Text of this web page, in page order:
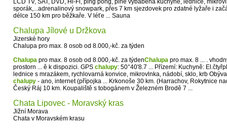
LCD TV, SAT, DVD, Hi-Fi, ping pong, plně vybabená kuchyně, lednice,
sporák,...adrenalinový snowpark, přes 7 km sjezdovek pro zdatné lyžaře i
délce 150 km pro běžkaře. V léťe ... Sauna
Chalupa Jílové u Držkova
Jizerské hory
Chalupa pro max. 8 osob od 8.000,-kč. za týden
Chalupa pro max. 8 osob od 8.000,-kč. za týdenChalupa pro max. 8 ... .
prostorn ... ě k dispozici. GPS chalupy: 50°40'8.7 ... Přízemí: Kuchyně:
lednice s mrazákem, rychlovarná konvice, mikrovlnka, nádobí, sklo, krb
chalupy - ano, internet (přípojka ... Krkonoše 30 km. (Harrachov, Rokytnice
Český Ráj 10 km. Koupaliště s tobogánem v Železném Brodě 7 ...
Chata Lipovec - Moravský kras
Jižní Morava
Chata v Moravském krasu